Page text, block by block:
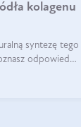
kolagenu
syntezę tego
odpowiedź